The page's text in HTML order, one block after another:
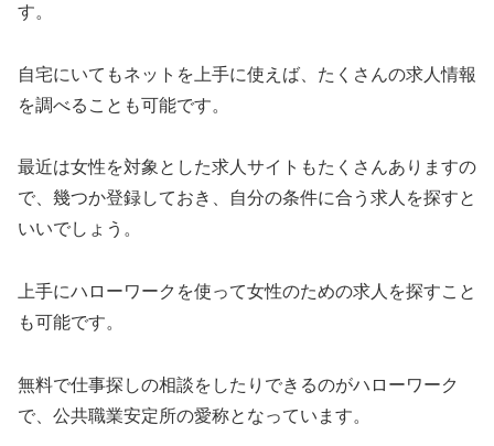
す。
自宅にいてもネットを上手に使えば、たくさんの求人情報
を調べることも可能です。
最近は女性を対象とした求人サイトもたくさんありますの
で、幾つか登録しておき、自分の条件に合う求人を探すと
いいでしょう。
上手にハローワークを使って女性のための求人を探すこと
も可能です。
無料で仕事探しの相談をしたりできるのがハローワーク
で、公共職業安定所の愛称となっています。